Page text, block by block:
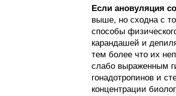
Если ановуляция
выше, но сходна с
способы
карандашей и
тем более что их
слабо выраженным
гонадотропинов и
концентрации